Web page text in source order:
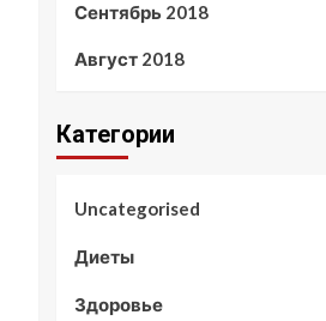
Сентябрь 2018
Август 2018
Категории
Uncategorised
Диеты
Здоровье